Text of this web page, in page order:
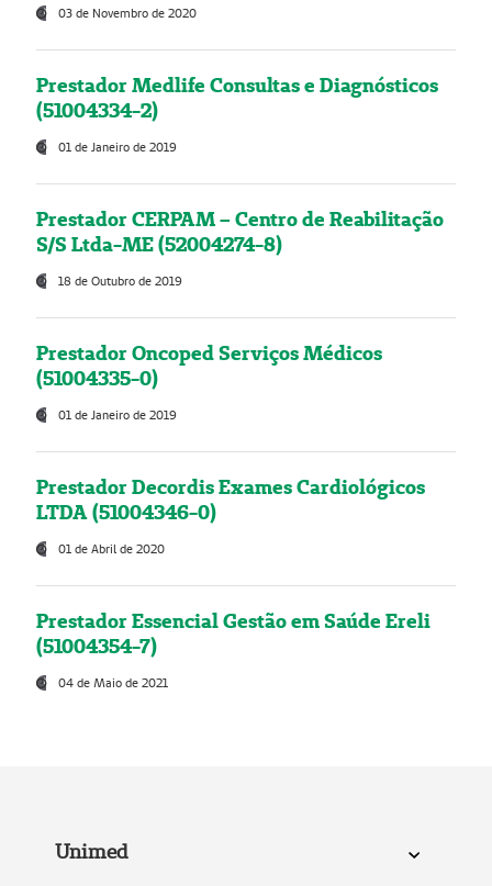
03 de Novembro de 2020
Prestador Medlife Consultas e Diagnósticos
(51004334-2)
01 de Janeiro de 2019
Prestador CERPAM – Centro de Reabilitação
S/S Ltda-ME (52004274-8)
18 de Outubro de 2019
Prestador Oncoped Serviços Médicos
(51004335-0)
01 de Janeiro de 2019
Prestador Decordis Exames Cardiológicos
LTDA (51004346-0)
01 de Abril de 2020
Prestador Essencial Gestão em Saúde Ereli
(51004354-7)
04 de Maio de 2021
Unimed